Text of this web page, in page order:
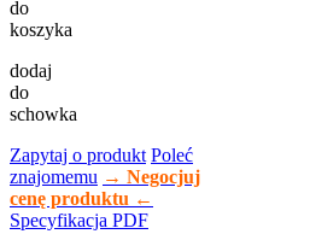
do
koszyka
dodaj
do
schowka
Zapytaj o produkt Poleć
znajomemu → Negocjuj
cenę produktu ←
Specyfikacja PDF